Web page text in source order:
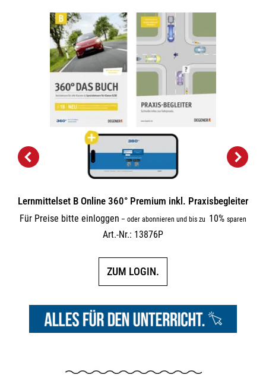
Lernmittelset B Online 360° Premium inkl. Praxisbegleiter
Für Preise bitte einloggen – oder abonnieren und bis zu 10% sparen
Art.-Nr.: 13876P
ZUM LOGIN.